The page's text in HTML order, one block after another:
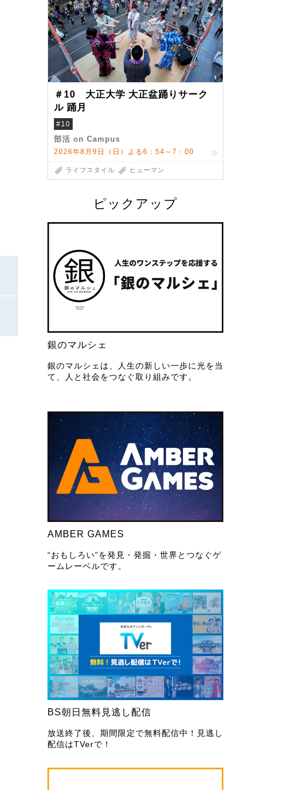
＃10 大正大学 大正盆踊りサーク
ル 踊月
#10
部活 on Campus
2026年8月9日（日）よる6：54～7：00
ライフスタイル ヒューマン
ピックアップ
銀のマルシェ
銀のマルシェは、人生の新しい一歩に光を当
て、人と社会をつなぐ取り組みです。
AMBER GAMES
“おもしろい”を発見・発掘・世界とつなぐゲ
ームレーベルです。
BS朝日無料見逃し配信
放送終了後、期間限定で無料配信中！見逃し
配信はTVerで！